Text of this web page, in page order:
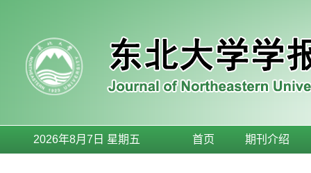
2026年8月7日 星期五 首页 期刊介绍